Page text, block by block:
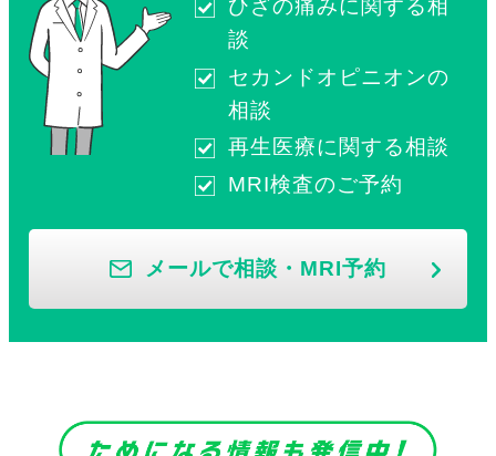
ひざの痛みに関する相
談
セカンドオピニオンの
相談
再生医療に関する相談
MRI検査のご予約
メールで相談・MRI予約